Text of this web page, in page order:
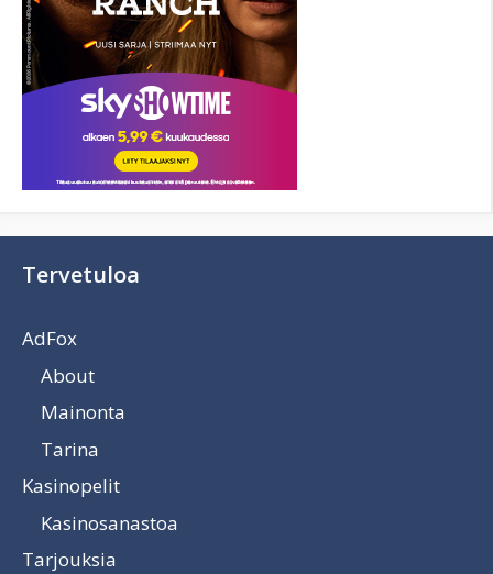
Tervetuloa
AdFox
About
Mainonta
Tarina
Kasinopelit
Kasinosanastoa
Tarjouksia